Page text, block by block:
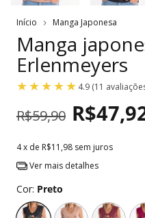
Início Manga Japonesa
Manga
Erlenmeyers
4.9 (11
R$59,90
4x de R$11,98 sem juros
Ver mais detalhes
Cor: Preto